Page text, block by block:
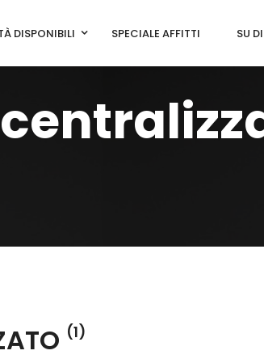
DISPONIBILI SPECIALE AFFITTI SU
(1)